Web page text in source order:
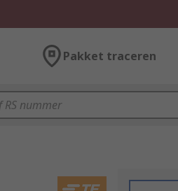
Pakket traceren